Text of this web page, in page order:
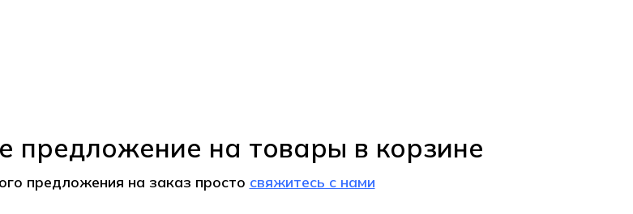
предложение на товары в корзине
предложения на заказ просто свяжитесь с нами